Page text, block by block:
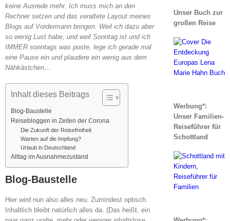
keine Ausrede mehr. Ich muss mich an den
Rechner setzen und das veraltete Layout meines
Blogs auf Vordermann bringen. Weil ich dazu aber
so wenig Lust habe, und weil Sonntag ist und ich
IMMER sonntags was poste, lege ich gerade mal
eine Pause ein und plaudere ein wenig aus dem
Nähkästchen…
Inhalt dieses Beitrags
Blog-Baustelle
Reisebloggen in Zeiten der Corona
Die Zukunft der Reisefreiheit
Warten auf die Impfung?
Urlaub in Deutschland
Alltag im Ausnahmezustand
Blog-Baustelle
Hier wird nun also alles neu. Zumindest optisch.
Inhaltlich bleibt natürlich alles da. (Das heißt, ein
Unser Buch zur
großen Reise
Werbung*:
Unser Familien-
Reiseführer für
Schottland